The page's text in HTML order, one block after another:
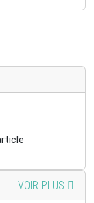
VOIR PLUS